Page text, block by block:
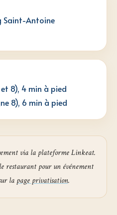
Saint-Antoine
et 8), 4 min à pied
8), 6 min à pied
via la plateforme Linkeat.
restaurant pour un événement
la page privatisation.